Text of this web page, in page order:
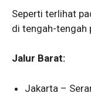
Seperti terlihat
di tengah-tengah
Jalur Barat:
Jakarta –